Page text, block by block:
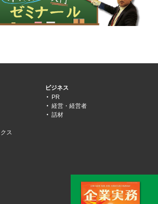
ス
ビジネス
PR
経営・経営者
話材